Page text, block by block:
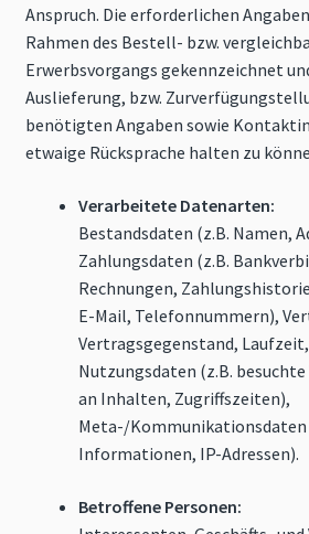
Anspruch. Die erforderlichen
Rahmen des Bestell- bzw.
Erwerbsvorgangs gekennzeichnet
Auslieferung, bzw.
benötigten Angaben sowie
etwaige Rücksprache halten zu
Verarbeitete Datenarten:
Bestandsdaten (z.B. Namen,
Zahlungsdaten (z.B.
Rechnungen,
E-Mail, Telefonnummern),
Vertragsgegenstand,
Nutzungsdaten (z.B.
an Inhalten, Zugriffszeiten),
Meta-/Kommunikationsdaten
Informationen, IP-Adressen).
Betroffene Personen: